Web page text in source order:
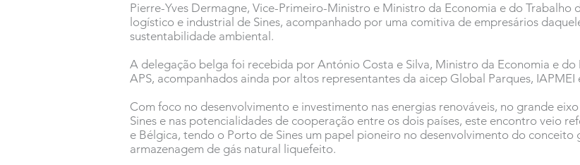
Pierre-Yves Dermagne, Vice-Primeiro-Ministro e Ministro da Economia e do
logístico e industrial de Sines, acompanhado por uma comitiva de empresários
sustentabilidade ambiental.
A delegação belga foi recebida por António Costa e Silva, Ministro da Economia e
APS, acompanhados ainda por altos representantes da aicep Global Parques, IAPMEI
Com foco no desenvolvimento e investimento nas energias renováveis, no grande
Sines e nas potencialidades de cooperação entre os dois países, este encontro veio
e Bélgica, tendo o Porto de Sines um papel pioneiro no desenvolvimento do
armazenagem de gás natural liquefeito.